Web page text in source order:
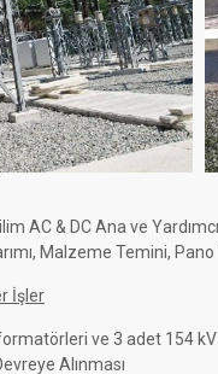
AC & DC Ana ve
Malzeme Temini,
İşler
ve 3 adet 154
Alınması